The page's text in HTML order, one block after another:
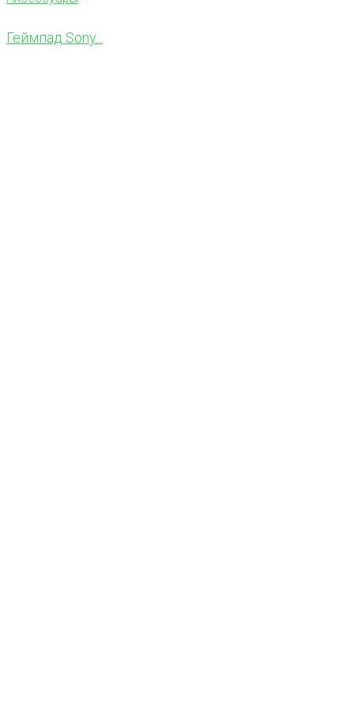
Геймпад Sony...